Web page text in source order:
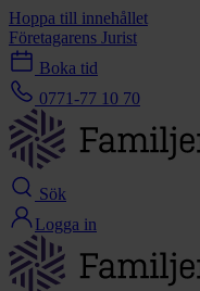
Hoppa till innehållet
Företagarens Jurist
Boka tid
0771-77 10 70
Sök
Logga in